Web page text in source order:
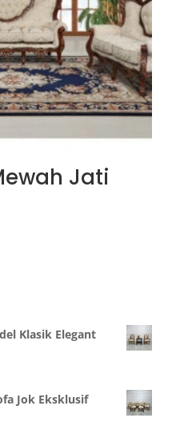
Jati
Klasik Elegant
Jok Eksklusif